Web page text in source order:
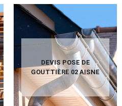
DEVIS POSE DE
GOUTTIÈRE 02 AISNE